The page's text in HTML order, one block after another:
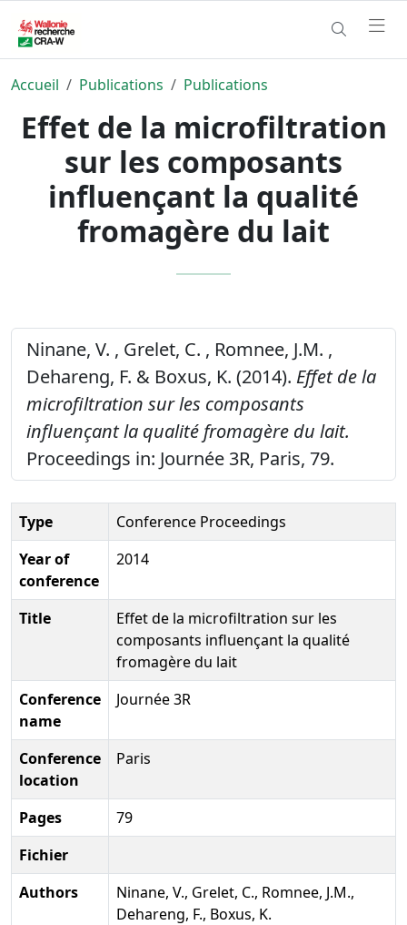
Accueil Publications Publications
Effet de la microfiltration
sur les composants
influençant la qualité
fromagère du lait
Ninane, V. , Grelet, C. , Romnee, J.M. ,
Dehareng, F. & Boxus, K. (2014). Effet de la
microfiltration sur les composants
influençant la qualité fromagère du lait.
Proceedings in: Journée 3R, Paris, 79.
Type
Conference Proceedings
Year of
conference
2014
Title
Effet de la microfiltration sur les
composants influençant la qualité
fromagère du lait
Conference
name
Journée 3R
Conference
location
Paris
Pages
79
Fichier
Authors
Ninane, V., Grelet, C., Romnee, J.M.,
Dehareng, F., Boxus, K.